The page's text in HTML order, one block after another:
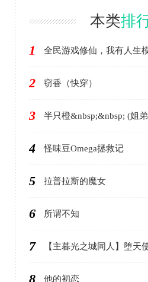
本类排
1 全民游戏修仙，我有人生
2 窃香（快穿）
3 半只橙&nbsp;&nbsp; (姐
4 怪味豆Omega拯救记
5 拉普拉斯的魔女
6 所谓不知
7 【主暮光之城同人】堕天
8 他的初恋